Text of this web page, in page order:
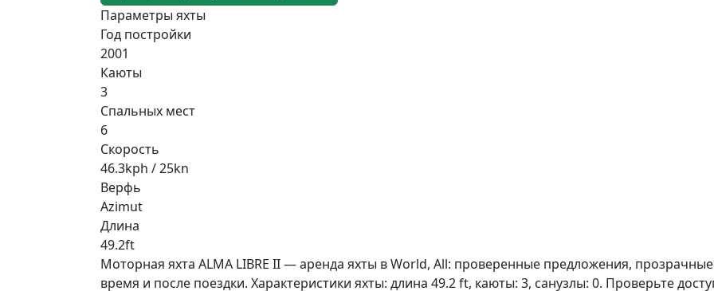
Параметры яхты
Год постройки
2001
Каюты
3
Спальных мест
6
Скорость
46.3kph / 25kn
Верфь
Azimut
Длина
49.2ft
Моторная яхта ALMA LIBRE II — аренда яхты в World, All: проверенные предложения,
время и после поездки. Характеристики яхты: длина 49.2 ft, каюты: 3, санузлы: 0. Проверьте